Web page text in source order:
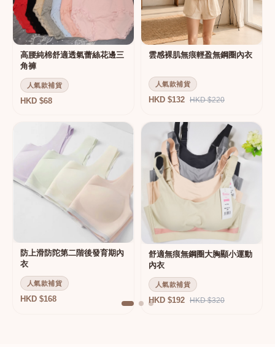
高腰純棉舒適透氣蕾絲花邊三
角褲
人氣款補貨
HKD $68
雲感裸肌無痕輕盈無鋼圈內衣
人氣款補貨
HKD $132 HKD $220
防上滑防陀第二階後發育期內
衣
人氣款補貨
HKD $168
舒適無痕無鋼圈大胸顯小運動
內衣
人氣款補貨
HKD $192 HKD $320